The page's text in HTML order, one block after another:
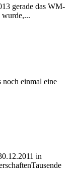
gerade das WM-
wurde,...
noch einmal eine
in